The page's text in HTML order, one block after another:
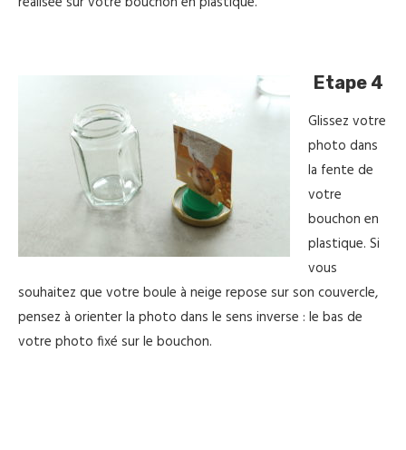
Etape 4
Glissez votre
photo dans
la fente de
votre
bouchon en
plastique. Si
vous
souhaitez que votre boule à neige repose sur son couvercle,
pensez à orienter la photo dans le sens inverse : le bas de
votre photo fixé sur le bouchon.